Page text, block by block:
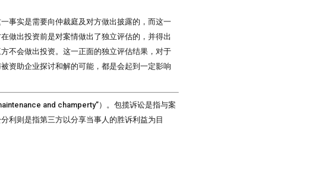
事实是需要向仲裁庭及对方做出披露的，而这一
做出投资前是对案情做出了独立评估的，并得出
不会做出投资。这一正面的独立评估结果，对于
资助企业探讨和解的可能，都是会起到一定影响
and champerty”）。包揽诉讼是指与案
利则是指第三方以分享当事人的胜诉利益为目